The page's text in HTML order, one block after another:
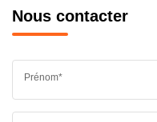
Nous contacter
Prénom*